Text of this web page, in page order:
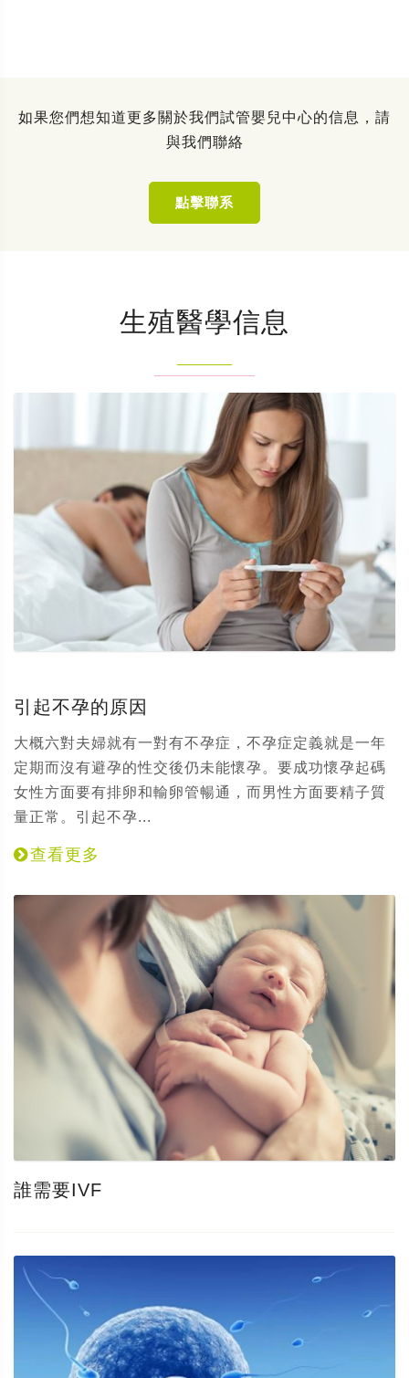
如果您們想知道更多關於我們試管嬰兒中心的信息，請
與我們聯絡
點擊聯系
生殖醫學信息
引起不孕的原因
大概六對夫婦就有一對有不孕症，不孕症定義就是一年
定期而沒有避孕的性交後仍未能懷孕。要成功懷孕起碼
女性方面要有排卵和輸卵管暢通，而男性方面要精子質
量正常。引起不孕...
查看更多
誰需要IVF